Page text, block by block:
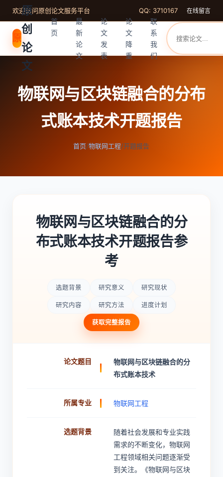
欢迎访问原创论文服务平台 QQ: 3710167 在线留言
原
原
创
论
文
首
页
最
新
论
文
论
文
发
表
论
文
降
重
联
系
我
们
物联网与区块链融合的分布
式账本技术开题报告
首页/物联网工程/开题报告
物联网与区块链融合的分
布式账本技术开题报告参
考
选题背景 研究意义 研究现状
研究内容 研究方法 进度计划
获取完整报告
论文题目
物联网与区块链融合的分
布式账本技术
所属专业 物联网工程
选题背景
随着社会发展和专业实践
需求的不断变化，物联网
工程领域相关问题逐渐受
到关注。《物联网与区块